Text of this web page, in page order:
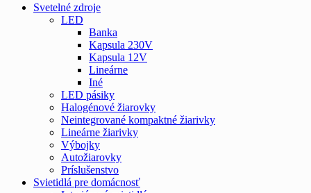
Svetelné zdroje
LED
Banka
Kapsula 230V
Kapsula 12V
Lineárne
Iné
LED pásiky
Halogénové žiarovky
Neintegrované kompaktné žiarivky
Lineárne žiarivky
Výbojky
Autožiarovky
Príslušenstvo
Svietidlá pre domácnosť